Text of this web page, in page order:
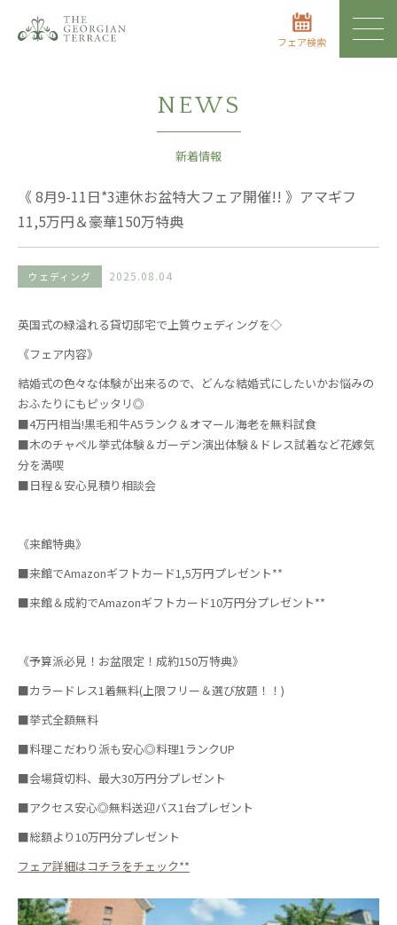
フェア検索
NEWS
新着情報
《 8月9-11日*3連休お盆特大フェア開催!! 》アマギフ
11,5万円＆豪華150万特典
ウェディング 2025.08.04
英国式の緑溢れる貸切邸宅で上質ウェディングを◇
《フェア内容》
結婚式の色々な体験が出来るので、どんな結婚式にしたいかお悩みの
おふたりにもピッタリ◎
■4万円相当!黒毛和牛A5ランク＆オマール海老を無料試食
■木のチャペル挙式体験＆ガーデン演出体験＆ドレス試着など花嫁気
分を満喫
■日程＆安心見積り相談会
《来館特典》
■来館でAmazonギフトカード1,5万円プレゼント**
■来館＆成約でAmazonギフトカード10万円分プレゼント**
《予算派必見！お盆限定！成約150万特典》
■カラードレス1着無料(上限フリー＆選び放題！！)
■挙式全額無料
■料理こだわり派も安心◎料理1ランクUP
■会場貸切料、最大30万円分プレゼント
■アクセス安心◎無料送迎バス1台プレゼント
■総額より10万円分プレゼント
フェア詳細はコチラをチェック**